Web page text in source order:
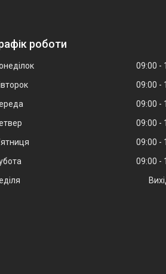
роботи
09:00
09:00
09:00
09:00
09:00
09:00